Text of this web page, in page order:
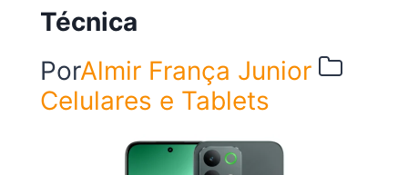
Técnica
PorAlmir França Junior
Celulares e Tablets